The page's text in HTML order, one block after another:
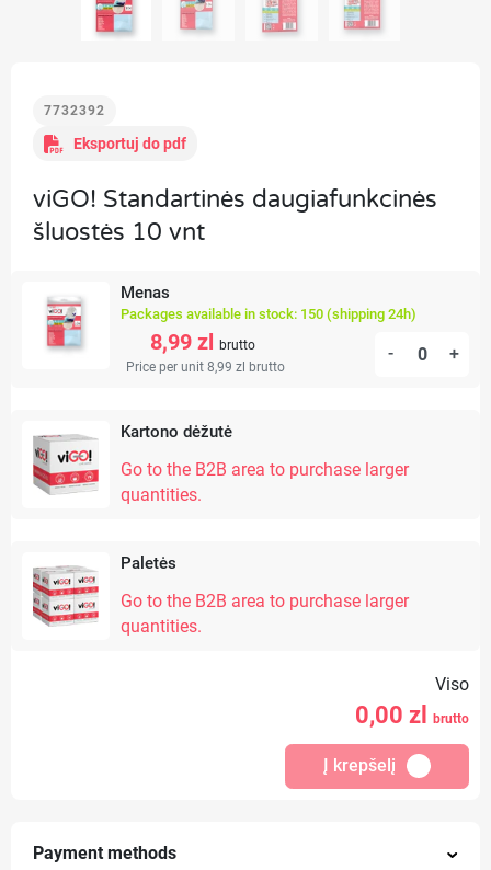
7732392
Eksportuj do pdf
viGO! Standartinės daugiafunkcinės
šluostės 10 vnt
Menas
Packages available in stock: 150 (shipping 24h)
8,99 zl brutto
Price per unit 8,99 zl brutto
- +
Kartono dėžutė
Go to the B2B area to purchase larger
quantities.
Paletės
Go to the B2B area to purchase larger
quantities.
Viso
0,00 zl brutto
Į krepšelį
Payment methods